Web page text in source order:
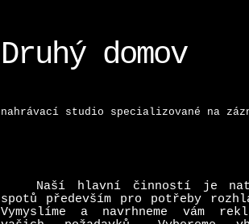
Druhý domov
nahrávací studio specializované na
Naší hlavní činností je
spotů především pro potřeby
Vymyslíme a navrhneme vám